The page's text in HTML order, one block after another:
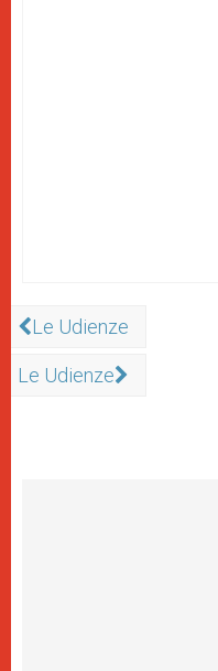
Le Udienze
Le Udienze